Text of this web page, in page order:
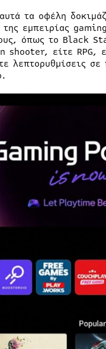
τα οφέλη
εμπειρίας
όπως το Black
είτε RPG,
λεπτορυθμίσεις σε